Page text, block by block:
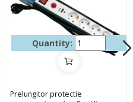
Quantity:
Prelungitor protectie